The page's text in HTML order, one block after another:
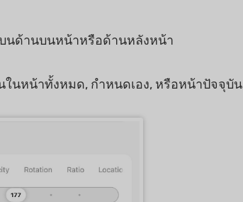
นด้านบนหน้าหรือด้านหลังหน้า
นหน้าทั้งหมด, กำหนดเอง, หรือหน้าปัจจุบัน